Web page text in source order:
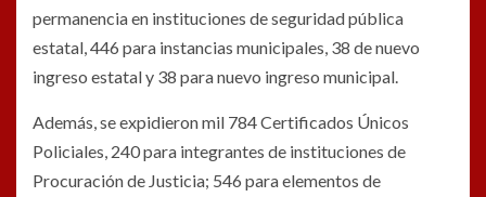
permanencia en instituciones de seguridad pública
estatal, 446 para instancias municipales, 38 de nuevo
ingreso estatal y 38 para nuevo ingreso municipal.
Además, se expidieron mil 784 Certificados Únicos
Policiales, 240 para integrantes de instituciones de
Procuración de Justicia; 546 para elementos de